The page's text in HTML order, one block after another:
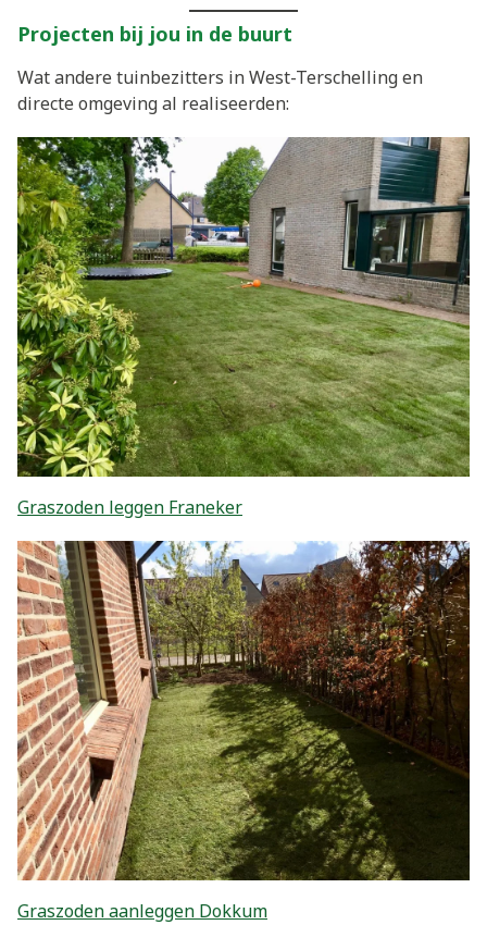
Projecten bij jou in de buurt
Wat andere tuinbezitters in West-Terschelling en
directe omgeving al realiseerden:
Graszoden leggen Franeker
Graszoden aanleggen Dokkum